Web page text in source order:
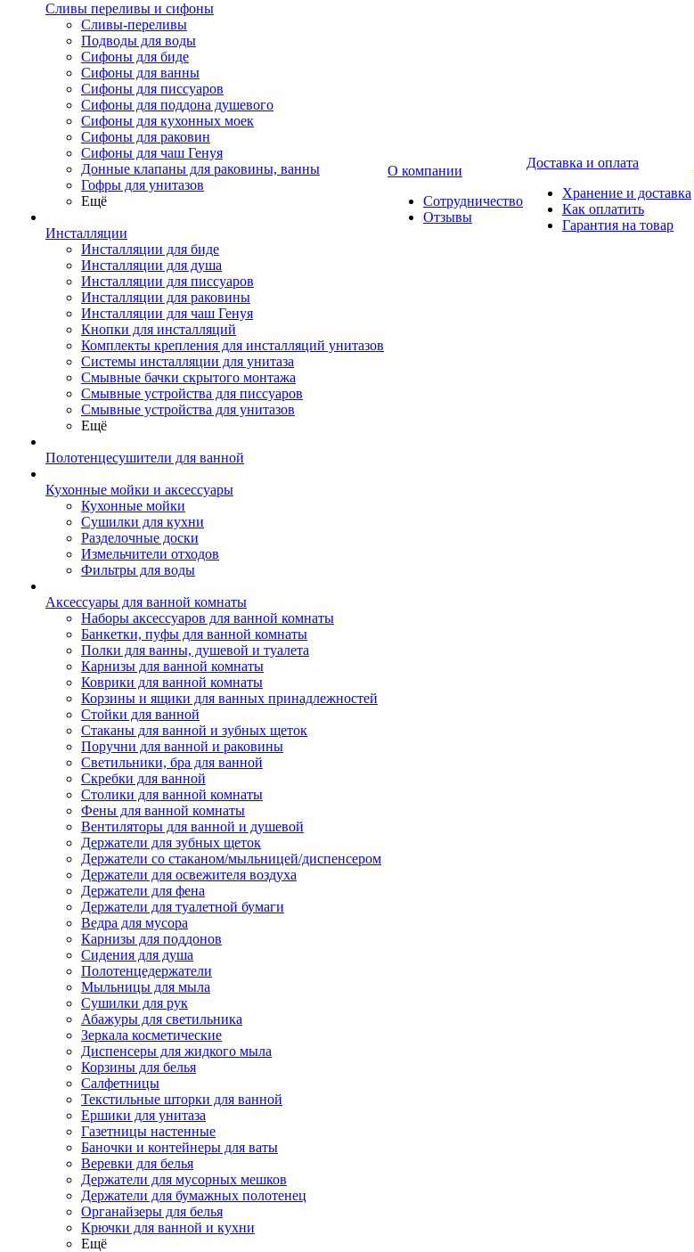
Сливы переливы и сифоны
Сливы-переливы
Подводы для воды
Сифоны для биде
Сифоны для ванны
Сифоны для писсуаров
Сифоны для поддона душевого
Сифоны для кухонных моек
Сифоны для раковин
Сифоны для чаш Генуя
Донные клапаны для раковины, ванны
Гофры для унитазов
Ещё
Инсталляции
Инсталляции для биде
Инсталляции для душа
Инсталляции для писсуаров
Инсталляции для раковины
Инсталляции для чаш Генуя
Кнопки для инсталляций
Комплекты крепления для инсталляций унитазов
Системы инсталляции для унитаза
Смывные бачки скрытого монтажа
Смывные устройства для писсуаров
Смывные устройства для унитазов
Ещё
Полотенцесушители для ванной
Кухонные мойки и аксессуары
Кухонные мойки
Сушилки для кухни
Разделочные доски
Измельчители отходов
Фильтры для воды
Аксессуары для ванной комнаты
Наборы аксессуаров для ванной комнаты
Банкетки, пуфы для ванной комнаты
Полки для ванны, душевой и туалета
Карнизы для ванной комнаты
Коврики для ванной комнаты
Корзины и ящики для ванных принадлежностей
Стойки для ванной
Стаканы для ванной и зубных щеток
Поручни для ванной и раковины
Светильники, бра для ванной
Скребки для ванной
Столики для ванной комнаты
Фены для ванной комнаты
Вентиляторы для ванной и душевой
Держатели для зубных щеток
Держатели со стаканом/мыльницей/диспенсером
Держатели для освежителя воздуха
Держатели для фена
Держатели для туалетной бумаги
Ведра для мусора
Карнизы для поддонов
Сидения для душа
Полотенцедержатели
Мыльницы для мыла
Сушилки для рук
Абажуры для светильника
Зеркала косметические
Диспенсеры для жидкого мыла
Корзины для белья
Салфетницы
Текстильные шторки для ванной
Ершики для унитаза
Газетницы настенные
Баночки и контейнеры для ваты
Веревки для белья
Держатели для мусорных мешков
Держатели для бумажных полотенец
Органайзеры для белья
Крючки для ванной и кухни
Ещё
О компании
Сотрудничество
Отзывы
Доставка и оплата
Хранение и доставка
Как оплатить
Гарантия на товар